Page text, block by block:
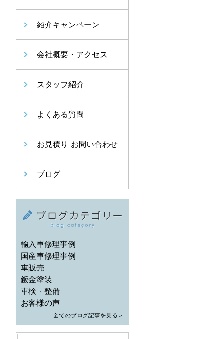
紹介キャンペーン
会社概要・アクセス
スタッフ紹介
よくある質問
お見積り お問い合わせ
ブログ
輸入車修理事例
国産車修理事例
車販売
鈑金塗装
車検・整備
お客様の声
全てのブログ記事を見る＞